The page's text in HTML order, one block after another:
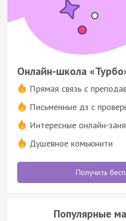
Онлайн-школа
Прямая связь с
Письменные дз с
Интересные онлайн-
Душевное комьюнити
Получить
Популярные